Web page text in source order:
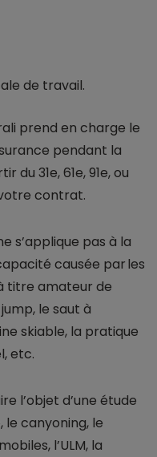
de travail.
prend en charge le
pendant la
31e, 61e, 91e, ou
contrat.
s’applique pas à la
causée par les
titre amateur de
le saut à
skiable, la pratique
etc.
l’objet d’une étude
canyoning, le
l’ULM, la